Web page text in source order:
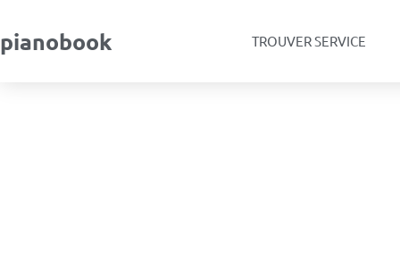
pianobook TROUVER SERVICE